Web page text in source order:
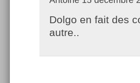
Dolgo en fait des
autre..